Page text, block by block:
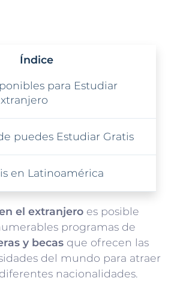
Índice
para Estudiar
puedes Estudiar Gratis
en Latinoamérica
el extranjero es posible
programas de
y becas que ofrecen las
del mundo para atraer
nacionalidades.